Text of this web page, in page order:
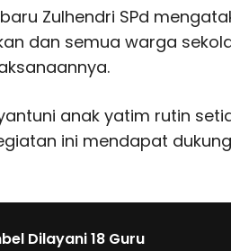
Zulhendri SPd
dan semua warga
anak yatim rutin
ini mendapat
Dilayani 18 Guru